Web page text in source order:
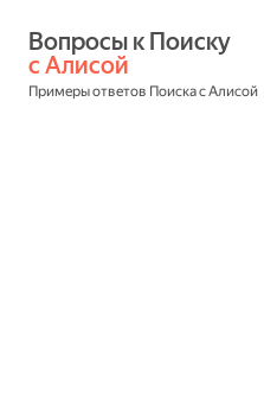
с Алисой
Примеры ответов Поиска с Алисой